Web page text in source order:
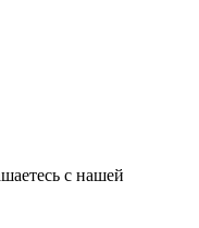
с нашей